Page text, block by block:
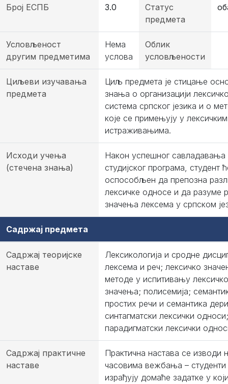
Број ЕСПБ 3.0
Статус
предмета
Условљеност
другим предметима
Нема
услова
Облик
условљености
Циљеви изучавања
предмета
Циљ предмета је стицање
знања о организацији
система српског језика и о
које се примењују у лексичким
истраживањима.
Исходи учења
(стечена знања)
Након успешног савладавања
студијског програма, студент
оспособљен да препозна
лексичке односе и да разуме
значења лексема у српском
Садржај предмета
Садржај теоријске
наставе
Лексикологија и сродне
лексема и реч; лексичко
методе у испитивању
значења; полисемија;
простих речи и семантика
синтагматски лексички односи;
парадигматски лексички
Садржај практичне
наставе
Практична настава се изводи
часовима вежбања – студенти
израђују домаће задатке у